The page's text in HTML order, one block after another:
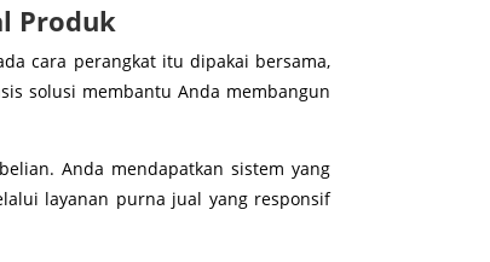
Produk
cara perangkat itu dipakai bersama,
solusi membantu Anda membangun
Anda mendapatkan sistem yang
layanan purna jual yang responsif